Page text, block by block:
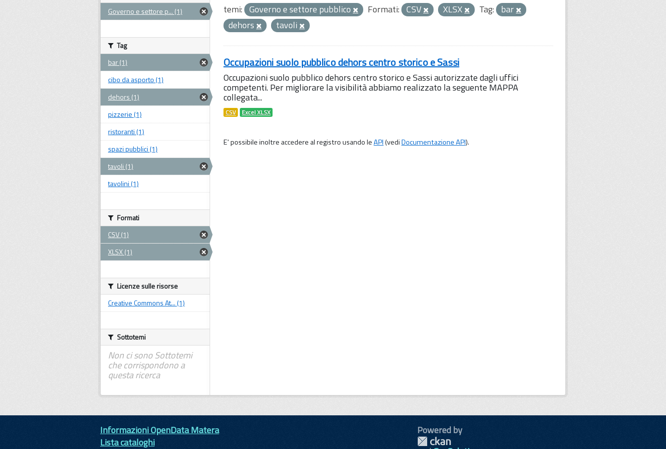
temi: Governo e settore pubblico Formati: CSV XLSX Tag: bar
dehors
tavoli
Occupazioni suolo pubblico dehors centro storico e Sassi
Occupazioni suolo pubblico dehors centro storico e Sassi autorizzate dagli uffici
competenti. Per migliorare la visibilità abbiamo realizzato la seguente MAPPA
collegata...
CSV Excel XLSX
E' possibile inoltre accedere al registro usando leAPI(vediDocumentazione API).
Governo e settore p... (1)
Tag
bar (1)
cibo da asporto (1)
dehors (1)
pizzerie (1)
ristoranti (1)
spazi pubblici (1)
tavoli (1)
tavolini (1)
Formati
CSV (1)
XLSX (1)
Licenze sulle risorse
Creative Commons At... (1)
Sottotemi
Non ci sono Sottotemi
che corrispondono a
questa ricerca
Informazioni OpenData Matera
Lista cataloghi
Powered by